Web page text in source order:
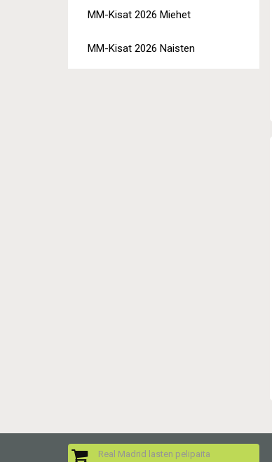
MM-Kisat 2026 Miehet
MM-Kisat 2026 Naisten
Real Madrid lasten pelipaita